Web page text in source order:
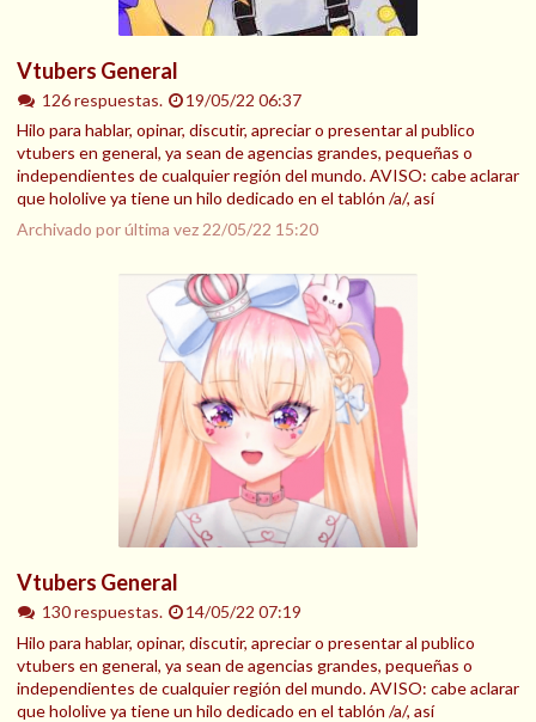
Vtubers General
126 respuestas.
19/05/22 06:37
Hilo para hablar, opinar, discutir, apreciar o presentar al publico
vtubers en general, ya sean de agencias grandes, pequeñas o
independientes de cualquier región del mundo. AVISO: cabe aclarar
que hololive ya tiene un hilo dedicado en el tablón /a/, así
Archivado por última vez 22/05/22 15:20
Vtubers General
130 respuestas.
14/05/22 07:19
Hilo para hablar, opinar, discutir, apreciar o presentar al publico
vtubers en general, ya sean de agencias grandes, pequeñas o
independientes de cualquier región del mundo. AVISO: cabe aclarar
que hololive ya tiene un hilo dedicado en el tablón /a/, así